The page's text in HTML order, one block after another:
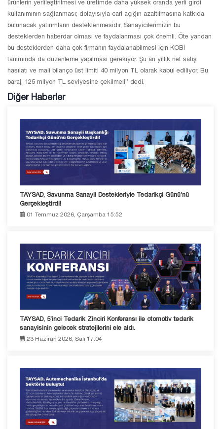
ürünlerin yerlileştirilmesi ve üretimde daha yüksek oranda yerli girdi
kullanımının sağlanması; dolayısıyla cari açığın azaltılmasına katkıda
bulunacak yatırımların desteklenmesidir. Sanayicilerimizin bu
desteklerden haberdar olması ve faydalanması çok önemli. Öte yandan
bu desteklerden daha çok firmanın faydalanabilmesi için KOBİ
tanımında da düzenleme yapılması gerekiyor. Şu an yıllık net satış
hasılatı ve mali bilanço üst limiti 40 milyon TL olarak kabul ediliyor. Bu
baraj, 125 milyon TL seviyesine çekilmeli” dedi.
Diğer Haberler
TAYSAD, Savunma Sanayii Destekleriyle Tedarikçi Günü’nü
Gerçekleştirdi!
01 Temmuz 2026, Çarşamba 15:52
TAYSAD, 5’inci Tedarik Zinciri Konferansı ile otomotiv tedarik
sanayisinin gelecek stratejilerini ele aldı.
23 Haziran 2026, Salı 17:04